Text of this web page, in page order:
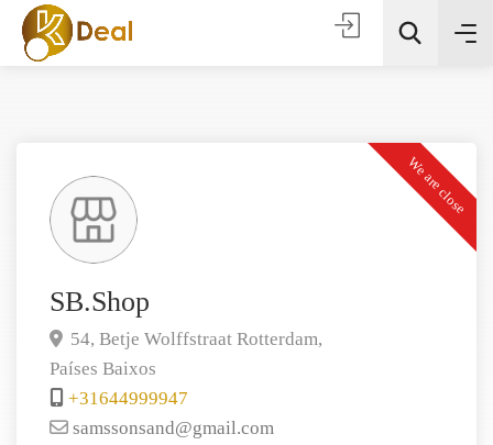
Procura
We are close
SB.Shop
54, Betje Wolffstraat Rotterdam,
Países Baixos
+31644999947
samssonsand@gmail.com